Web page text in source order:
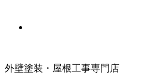
外壁塗装・屋根工事専門店